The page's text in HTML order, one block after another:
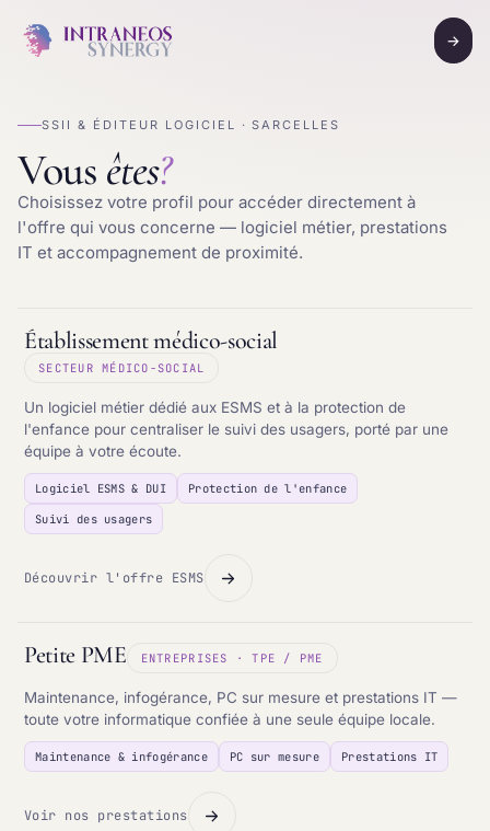
→
SSII & ÉDITEUR LOGICIEL · SARCELLES
Vous êtes?
Choisissez votre profil pour accéder directement à
l'offre qui vous concerne — logiciel métier, prestations
IT et accompagnement de proximité.
Établissement médico-social
SECTEUR MÉDICO-SOCIAL
Un logiciel métier dédié aux ESMS et à la protection de
l'enfance pour centraliser le suivi des usagers, porté par une
équipe à votre écoute.
Logiciel ESMS & DUI
Protection de l'enfance
Suivi des usagers
Découvrir l'offre ESMS
Petite PME ENTREPRISES · TPE / PME
Maintenance, infogérance, PC sur mesure et prestations IT —
toute votre informatique confiée à une seule équipe locale.
Maintenance & infogérance PC sur mesure Prestations IT
Voir nos prestations